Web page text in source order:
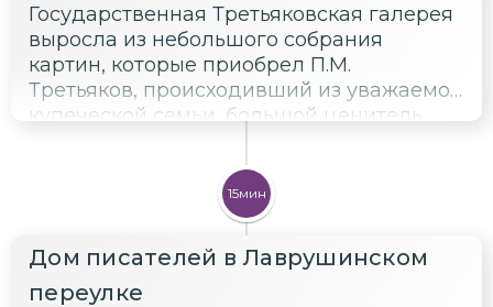
Государственная Третьяковская галерея
выросла из небольшого собрания
картин, которые приобрел П.М.
Третьяков, происходивший из уважаемой
купеческой семьи, большой ценитель
живописью позволило ему собрать у
себя дома богатую коллекцию живописи
русских и зарубежных художников,
которое вместе со зданием Третьяков
передал в дар городу Москве в 1889 году.
15мин
Дом писателей в Лаврушинском
переулке